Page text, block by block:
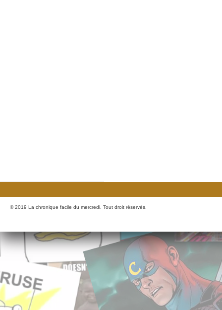
© 2019 La chronique facile du mercredi. Tout droit réservés.